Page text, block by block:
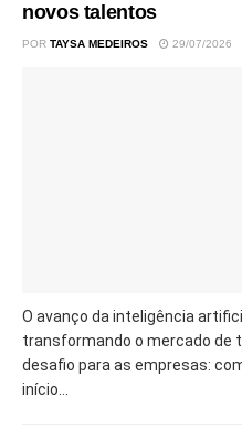
novos talentos
POR TAYSA MEDEIROS 29/07/2026
O avanço da inteligência
transformando o mercado de
desafio para as empresas:
início...